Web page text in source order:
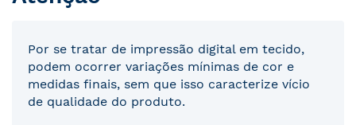
Por se tratar de impressão digital em tecido,
podem ocorrer variações mínimas de cor e
medidas finais, sem que isso caracterize vício
de qualidade do produto.